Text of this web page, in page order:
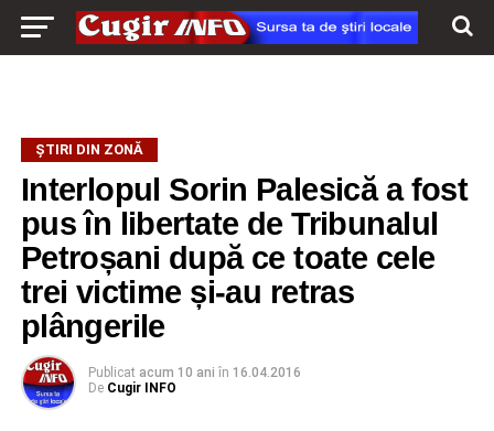
ŞTIRI DIN ZONĂ
Interlopul Sorin Palesică a fost
pus în libertate de Tribunalul
Petroșani după ce toate cele
trei victime și-au retras
plângerile
Publicat acum 10 ani în 16.04.2016
De Cugir INFO